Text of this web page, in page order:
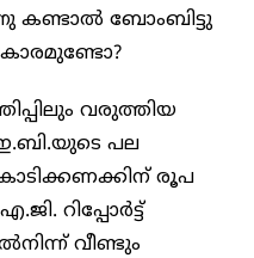
കണ്ടാൽ ബോംബിട്ടു
വരുത്തിയ
പല
രൂപ
റിപ്പോർട്ട്
വീണ്ടും